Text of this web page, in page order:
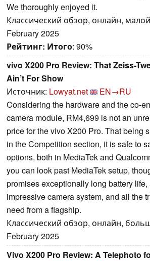
We thoroughly enjoyed it.
Классический обзор, онлайн,
February 2025
Рейтинг: Итого: 90%
vivo X200 Pro Review: That Zeiss-
Ain’t For Show
Источник: Lowyat.net
EN→RU
Considering the hardware and the co-
camera module, RM4,699 is not an
price for the vivo X200 Pro. That being
in the Competition section, it is safe to
options, both in MediaTek and
you can look past MediaTek setup,
promises exceptionally long battery
impressive camera system, and all the
need from a flagship.
Классический обзор, онлайн,
February 2025
Vivo X200 Pro Review: A Telephoto